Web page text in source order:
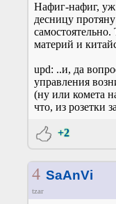
Нафиг-нафиг,
десницу
материй и
upd: ..и, да
управления
(ну или комета
что, из розетки
+2
4 SaAnVi
tzar